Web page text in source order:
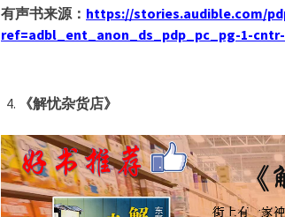
有声书来源： https://stories.audible.com/
ref=adbl_ent_anon_ds_pdp_pc_pg-1-
《解忧杂货店》